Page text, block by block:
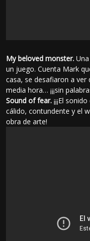
My beloved monster.
un juego. Cuenta Mark
casa, se desafiaron a ver
media hora… ¡¡¡sin
Sound of fear. ¡¡¡El
cálido, contundente y el
obra de arte!